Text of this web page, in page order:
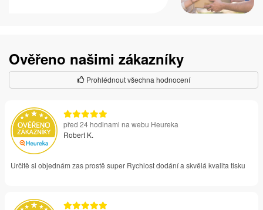
Ověřeno našimi zákazníky
Prohlédnout všechna hodnocení
před 24 hodinami na webu Heureka
Robert K.
Určitě si objednám zas prostě super Rychlost dodání a skvělá kvalita tisku